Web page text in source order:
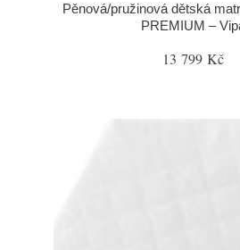
Pěnová/pružinová dětská
PREMIUM –
13 799 Kč